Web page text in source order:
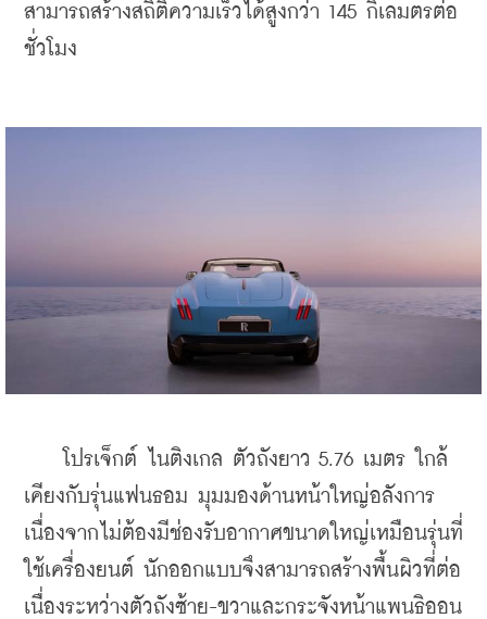
สามารถสร้างสถิติความเร็วได้สูงกว่า 145 กิเลมตรต่อ
ชั่วโมง
โปรเจ็กต์ ไนติงเกล ตัวถังยาว 5.76 เมตร ใกล้
เคียงกับรุ่นแฟนธอม มุมมองด้านหน้าใหญ่อลังการ
เนื่องจากไม่ต้องมีช่องรับอากาศขนาดใหญ่เหมือนรุ่นที่
ใช้เครื่องยนต์ นักออกแบบจึงสามารถสร้างพื้นผิวที่ต่อ
เนื่องระหว่างตัวถังซ้าย-ขวาและกระจังหน้าแพนธิออน